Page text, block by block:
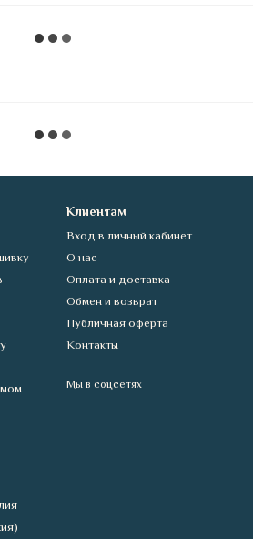
Клиентам
Вход в личный кабинет
О нас
Оплата и доставка
Обмен и возврат
Публичная оферта
Контакты
Мы в соцсетях